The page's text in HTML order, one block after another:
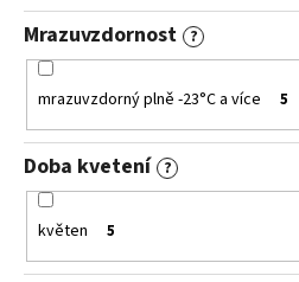
Mrazuvzdornost ?
mrazuvzdorný plně -23°C a více 5
Doba kvetení ?
květen 5